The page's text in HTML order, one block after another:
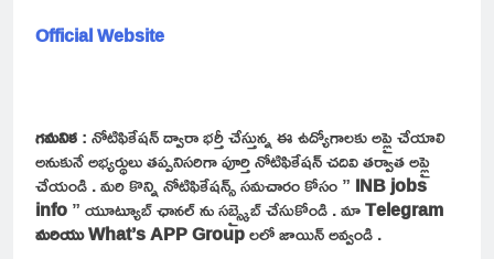
Official Website
గమనిక: నోటిఫికేషన్ ద్వారా భర్తీ చేస్తున్న ఈ ఉద్యోగాలకు అప్లై చేయాలి
అనుకునే అభ్యర్థులు తప్పనిసరిగా పూర్తి నోటిఫికేషన్ చదివి తర్వాత అప్లై
చేయండి . మరి కొన్ని నోటిఫికేషన్స్ సమచారం కోసం ” INB jobs
info” యూట్యూబ్ ఛానల్ ను సబ్స్క్రైబ్ చేసుకోండి . మాTelegram
మరియు What’s APP Groupలలో జాయిన్ అవ్వండి .